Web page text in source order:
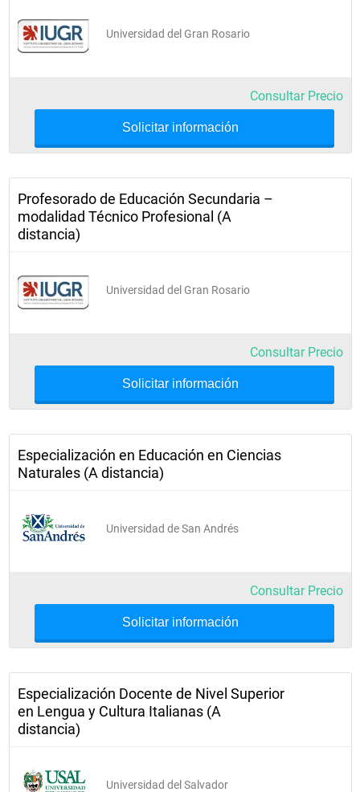
Universidad del Gran Rosario
Consultar Precio
Solicitar información
Profesorado de Educación Secundaria –
modalidad Técnico Profesional (A
distancia)
Universidad del Gran Rosario
Consultar Precio
Solicitar información
Especialización en Educación en Ciencias
Naturales (A distancia)
Universidad de San Andrés
Consultar Precio
Solicitar información
Especialización Docente de Nivel Superior
en Lengua y Cultura Italianas (A
distancia)
Universidad del Salvador